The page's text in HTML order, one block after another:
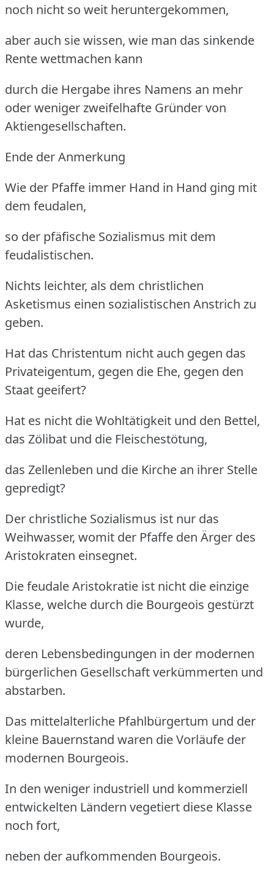
noch nicht so weit heruntergekommen,
aber auch sie wissen, wie man das sinkende
Rente wettmachen kann
durch die Hergabe ihres Namens an mehr
oder weniger zweifelhafte Gründer von
Aktiengesellschaften.
Ende der Anmerkung
Wie der Pfaffe immer Hand in Hand ging mit
dem feudalen,
so der pfäfische Sozialismus mit dem
feudalistischen.
Nichts leichter, als dem christlichen
Asketismus einen sozialistischen Anstrich zu
geben.
Hat das Christentum nicht auch gegen das
Privateigentum, gegen die Ehe, gegen den
Staat geeifert?
Hat es nicht die Wohltätigkeit und den Bettel,
das Zölibat und die Fleischestötung,
das Zellenleben und die Kirche an ihrer Stelle
gepredigt?
Der christliche Sozialismus ist nur das
Weihwasser, womit der Pfaffe den Ärger des
Aristokraten einsegnet.
Die feudale Aristokratie ist nicht die einzige
Klasse, welche durch die Bourgeois gestürzt
wurde,
deren Lebensbedingungen in der modernen
bürgerlichen Gesellschaft verkümmerten und
abstarben.
Das mittelalterliche Pfahlbürgertum und der
kleine Bauernstand waren die Vorläufe der
modernen Bourgeois.
In den weniger industriell und kommerziell
entwickelten Ländern vegetiert diese Klasse
noch fort,
neben der aufkommenden Bourgeois.